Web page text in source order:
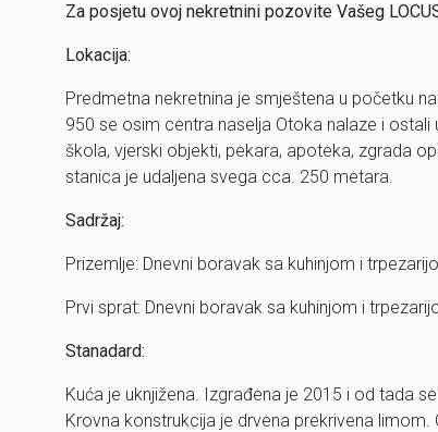
Za posjetu ovoj nekretnini pozovite Vašeg
Lokacija:
Predmetna nekretnina je smještena u početku
950 se osim centra naselja Otoka nalaze i
škola, vjerski objekti, pekara, apoteka, zgrada
stanica je udaljena svega cca. 250 metara.
Sadržaj:
Prizemlje: Dnevni boravak sa kuhinjom i
Prvi sprat: Dnevni boravak sa kuhinjom i
Stanadard:
Kuća je uknjižena. Izgrađena je 2015 i od tada
Krovna konstrukcija je drvena prekrivena limom.